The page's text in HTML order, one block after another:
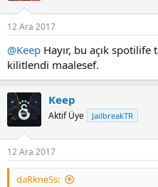
12 Ara 2017
@Keep Hayır, bu açık
kilitlendi maalesef.
Keep
Aktif Üye JailbreakTR
12 Ara 2017
daRkneSs: